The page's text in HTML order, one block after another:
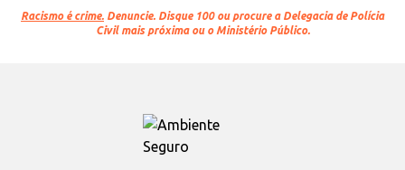
Racismo é crime. Denuncie. Disque 100 ou procure a Delegacia de Polícia
Civil mais próxima ou o Ministério Público.